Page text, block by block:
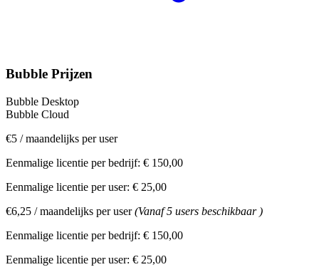
Bubble Prijzen
Bubble Desktop
Bubble Cloud
€5 /maandelijks per user
Eenmalige licentie per bedrijf: € 150,00
Eenmalige licentie per user: € 25,00
€6,25 /maandelijks per user (Vanaf 5 users beschikbaar )
Eenmalige licentie per bedrijf: € 150,00
Eenmalige licentie per user: € 25,00